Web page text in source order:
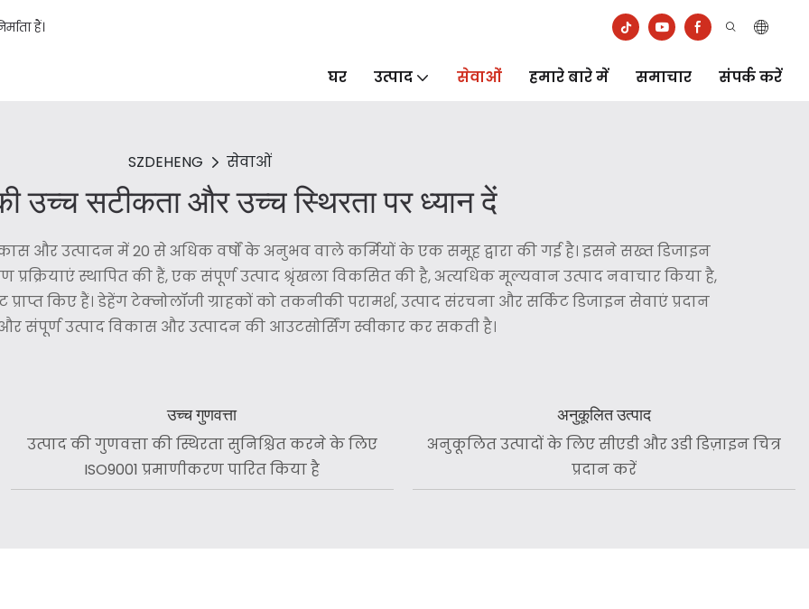
हैं।
घर उत्पाद सेवाओं हमारे बारे में समाचार संपर्क करें
SZDEHENG सेवाओं
उच्च सटीकता और उच्च स्थिरता पर ध्यान दें
और उत्पादन में 20 से अधिक वर्षों के अनुभव वाले कर्मियों के एक समूह द्वारा की गई है। इसने सख्त डिजाइन
स्थापित की हैं, एक संपूर्ण उत्पाद श्रृंखला विकसित की है, अत्यधिक मूल्यवान उत्पाद नवाचार किया है,
किए हैं। डेहेंग टेक्नोलॉजी ग्राहकों को तकनीकी परामर्श, उत्पाद संरचना और सर्किट डिजाइन सेवाएं प्रदान
संपूर्ण उत्पाद विकास और उत्पादन की आउटसोर्सिंग स्वीकार कर सकती है।
उच्च गुणवत्ता
उत्पाद की गुणवत्ता की स्थिरता सुनिश्चित करने के लिए
ISO9001 प्रमाणीकरण पारित किया है
अनुकूलित उत्पाद
अनुकूलित उत्पादों के लिए सीएडी और 3डी डिज़ाइन चित्र
प्रदान करें